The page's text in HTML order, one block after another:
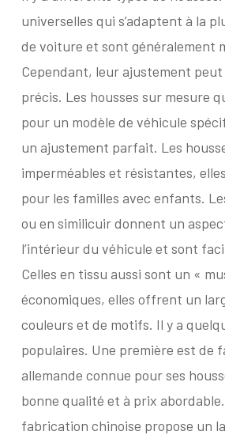
universelles qui s’adaptent à la
de voiture et sont généralement
Cependant, leur ajustement
précis. Les housses sur mesure
pour un modèle de véhicule
un ajustement parfait. Les
imperméables et résistantes,
pour les familles avec enfants.
ou en similicuir donnent un
l’intérieur du véhicule et sont
Celles en tissu aussi sont un «
économiques, elles offrent un
couleurs et de motifs. Il y a
populaires. Une première est de
allemande connue pour ses
bonne qualité et à prix
fabrication chinoise propose un